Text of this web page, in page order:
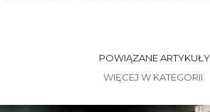
POWIĄZANE ARTYKUŁY
WIĘCEJ W KATEGORII